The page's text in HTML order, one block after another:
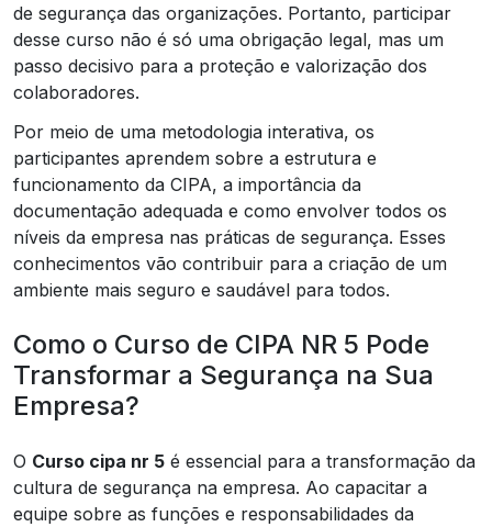
de segurança das organizações. Portanto, participar
desse curso não é só uma obrigação legal, mas um
passo decisivo para a proteção e valorização dos
colaboradores.
Por meio de uma metodologia interativa, os
participantes aprendem sobre a estrutura e
funcionamento da CIPA, a importância da
documentação adequada e como envolver todos os
níveis da empresa nas práticas de segurança. Esses
conhecimentos vão contribuir para a criação de um
ambiente mais seguro e saudável para todos.
Como o Curso de CIPA NR 5 Pode
Transformar a Segurança na Sua
Empresa?
O Curso cipa nr 5 é essencial para a transformação da
cultura de segurança na empresa. Ao capacitar a
equipe sobre as funções e responsabilidades da